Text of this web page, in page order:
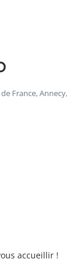
France,
accueillir !